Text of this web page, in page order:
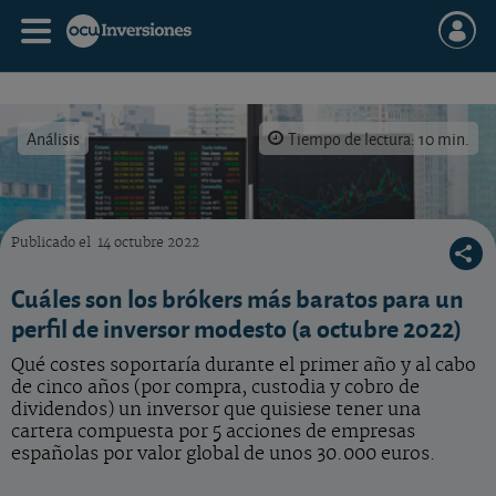
Análisis Tiempo de lectura: 10 min.
Publicado el 14 octubre 2022
Cuáles son los brókers más baratos para un
perfil de inversor modesto (a octubre 2022)
Qué costes soportaría durante el primer año y al cabo
de cinco años (por compra, custodia y cobro de
dividendos) un inversor que quisiese tener una
cartera compuesta por 5 acciones de empresas
españolas por valor global de unos 30.000 euros.